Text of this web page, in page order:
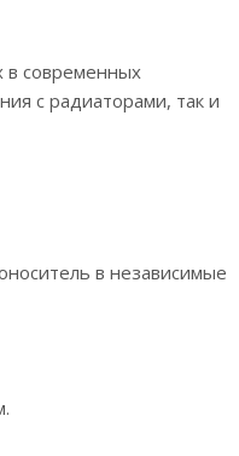
в современных
с радиаторами, так и
в независимые